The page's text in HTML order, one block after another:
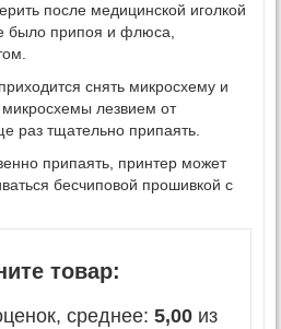
после медицинской иголкой
было припоя и флюса,
снять микросхему и
лезвием от
раз тщательно припаять.
припаять, принтер может
бесчиповой прошивкой с
товар:
среднее: 5,00 из